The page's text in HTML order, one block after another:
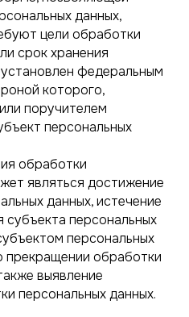
данных,
цели обработки
срок хранения
федеральным
которого,
поручителем
персональных
обработки
являться достижение
данных, истечение
субъекта персональных
персональных
прекращении обработки
выявление
персональных данных.